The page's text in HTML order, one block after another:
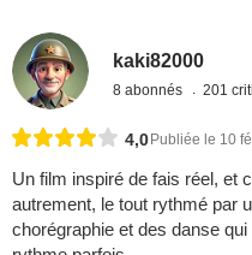
kaki82000
8 abonnés 201
4,0 Publiée le 10
Un film inspiré de fais réel, et
autrement, le tout rythmé par
chorégraphie et des danse